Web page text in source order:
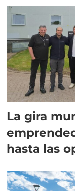
La gira
hasta las